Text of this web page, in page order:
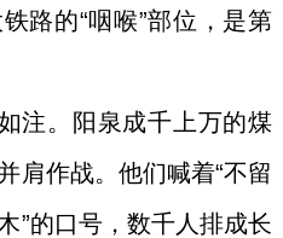
路的“咽喉”部位，是第
。阳泉成千上万的煤
肩作战。他们喊着“不留
”的口号，数千人排成长